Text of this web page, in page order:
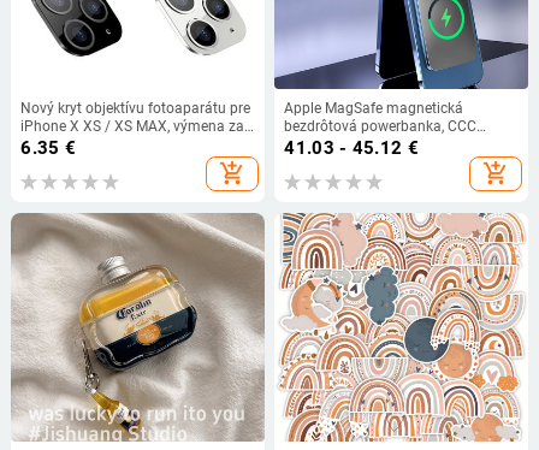
Nový kryt objektívu fotoaparátu pre
iPhone X XS / XS MAX, výmena za
sekundy pre iPhone 11 Pro, nálepka
fotoaparátu
6.35 €
add_shopping_cart
Apple MagSafe magnetická
bezdrôtová powerbanka, CCC
certifikovaná, rýchle nabíjanie,
41.03 - 45.12 €
add_shopping_cart